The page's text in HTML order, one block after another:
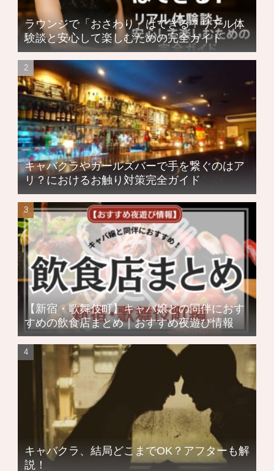
ラウンジで「おさわり」はできる？リアル体
験談と安心して楽しむための完全ガイド
キャバクラやガールズバーで手を繋ぐのはア
リ？におけるお触り対策完全ガイド
【新宿・歌舞伎町】キャバ嬢との同伴におす
すめの飲食店まとめ｜おすすめ夜遊び情報
キャバクラ、結局どこまでOK？アフターも解
説！